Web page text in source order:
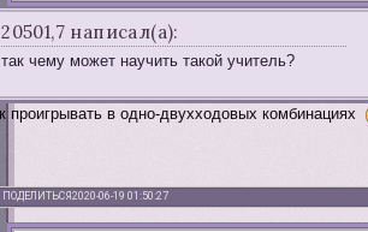
20501,7 написал(а):
так чему может научить такой учитель?
проигрывать в одно-двухходовых комбинациях
ПОДЕЛИТЬСЯ2020-06-19 01:50:27